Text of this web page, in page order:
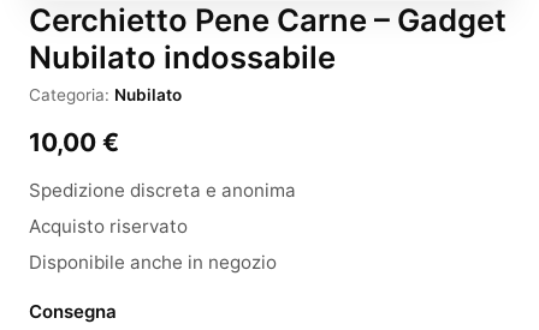
Cerchietto Pene Carne – Gadget
Nubilato indossabile
Categoria: Nubilato
10,00 €
Spedizione discreta e anonima
Acquisto riservato
Disponibile anche in negozio
Consegna